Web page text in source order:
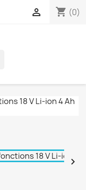
shopping_cart (0)

